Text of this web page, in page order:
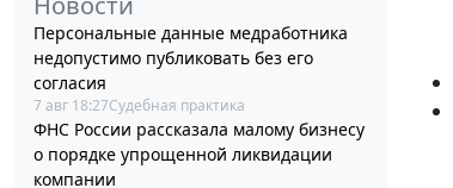
Персональные данные медработника
недопустимо публиковать без его
согласия
7 авг 18:27Судебная практика
ФНС России рассказала малому бизнесу
о порядке упрощенной ликвидации
компании